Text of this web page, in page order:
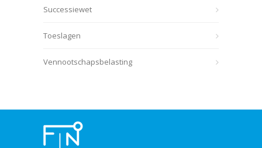
Successiewet
Toeslagen
Vennootschapsbelasting